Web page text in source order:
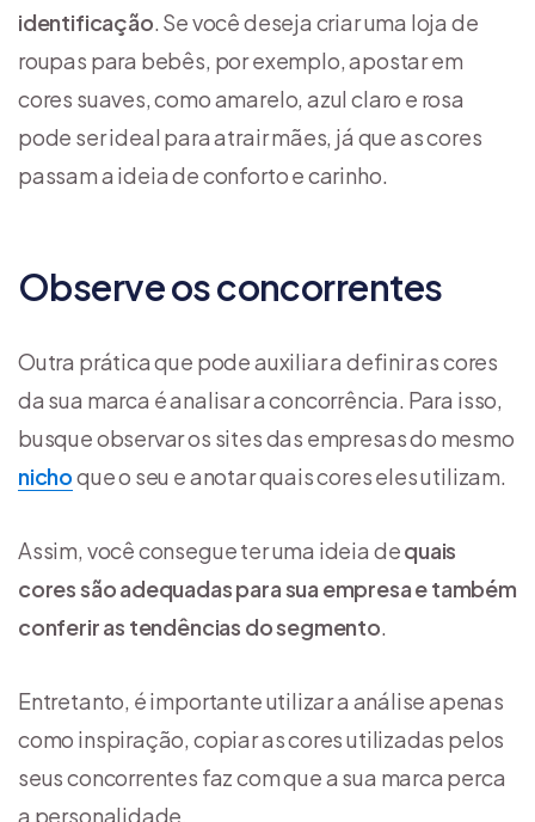
identificação. Se você deseja criar uma loja de
roupas para bebês, por exemplo, apostar em
cores suaves, como amarelo, azul claro e rosa
pode ser ideal para atrair mães, já que as cores
passam a ideia de conforto e carinho.
Observe os concorrentes
Outra prática que pode auxiliar a definir as cores
da sua marca é analisar a concorrência. Para isso,
busque observar os sites das empresas do mesmo
nichoque o seu e anotar quais cores eles utilizam.
Assim, você consegue ter uma ideia dequais
cores são adequadas para sua empresa e também
conferir as tendências do segmento.
Entretanto, é importante utilizar a análise apenas
como inspiração, copiar as cores utilizadas pelos
seus concorrentes faz com que a sua marca perca
a personalidade.